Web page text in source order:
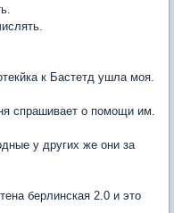
к Бастетд ушла моя.
спрашивает о помощи им.
у других же они за
берлинская 2.0 и это